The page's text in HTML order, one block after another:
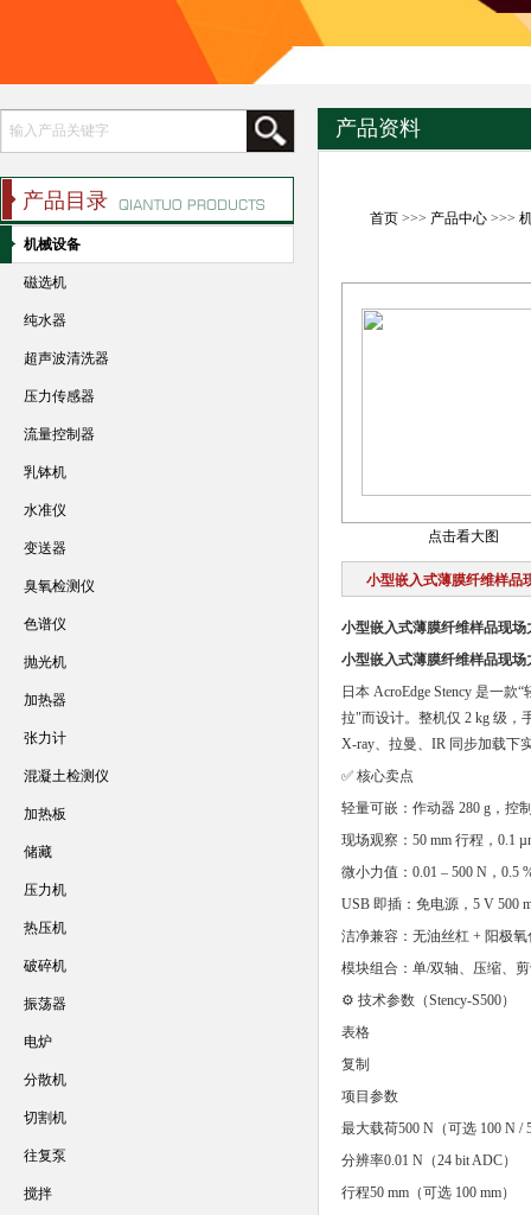
产品资料
首页>>> 产品中心>>>
点击看大图
小型嵌入式薄膜纤维样品
小型嵌入式薄膜纤维样品现场
小型嵌入式薄膜纤维样品现场
日本 AcroEdge Stency 是一
拉"而设计。整机仅 2 kg 级，
X-ray、拉曼、IR 同步加载下
✅ 核心卖点
轻量可嵌：作动器 280 g，控
现场观察：50 mm 行程，0.1
微小力值：0.01 – 500 N，0.5
USB 即插：免电源，5 V 500
洁净兼容：无油丝杠 + 阳极
模块组合：单/双轴、压缩、
⚙️ 技术参数（Stency-S500）
表格
复制
项目 参数
最大载荷500 N（可选 100 N /
分辨率0.01 N（24 bit ADC）
行程50 mm（可选 100 mm）
产品目录
机械设备
磁选机
纯水器
超声波清洗器
压力传感器
流量控制器
乳钵机
水准仪
变送器
臭氧检测仪
色谱仪
抛光机
加热器
张力计
混凝土检测仪
加热板
储藏
压力机
热压机
破碎机
振荡器
电炉
分散机
切割机
往复泵
搅拌